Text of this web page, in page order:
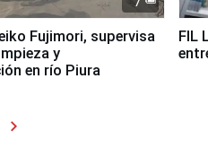
Fujimori, supervisa
y
en río Piura
FIL
chevron_right